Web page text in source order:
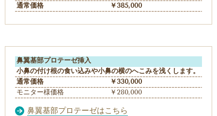
通常価格
￥385,000
鼻翼基部プロテーゼ挿入
小鼻の付け根の食い込みや小鼻の横のへこみを浅くします。
通常価格
￥330,000
モニター様価格
￥280,000
鼻翼基部プロテーゼはこちら